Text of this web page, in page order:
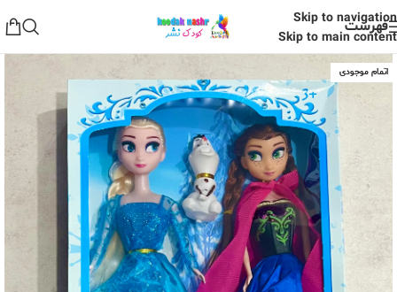
Skip to navigation
Skip to main content
فهرست
اتمام موجودی